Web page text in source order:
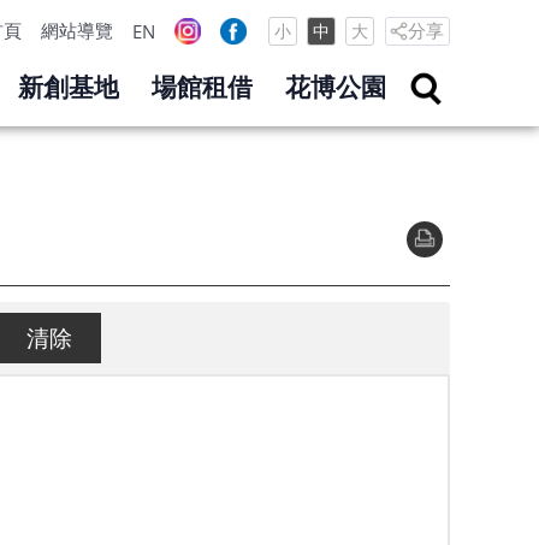
網站導覽 EN 小 中 大 分享
新創基地 場館租借 花博公園